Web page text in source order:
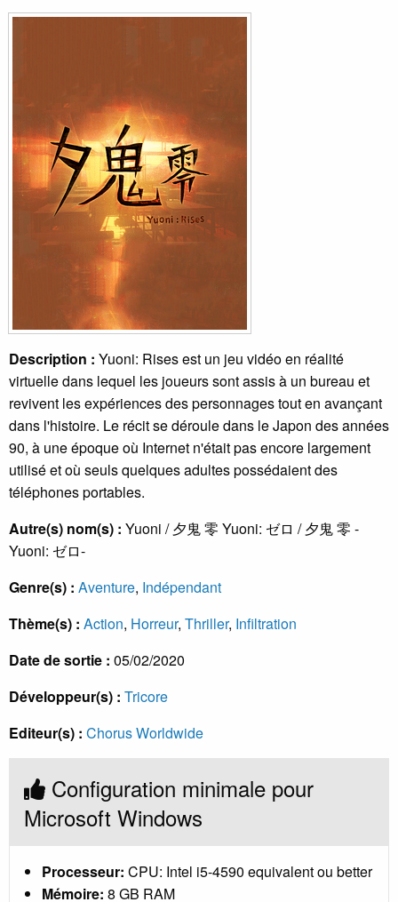
Description : Yuoni: Rises est un jeu vidéo en réalité
virtuelle dans lequel les joueurs sont assis à un bureau et
revivent les expériences des personnages tout en avançant
dans l'histoire. Le récit se déroule dans le Japon des années
90, à une époque où Internet n'était pas encore largement
utilisé et où seuls quelques adultes possédaient des
téléphones portables.
Autre(s) nom(s) : Yuoni / 夕鬼 零 Yuoni: ゼロ / 夕鬼 零 -
Yuoni: ゼロ-
Genre(s) : Aventure, Indépendant
Thème(s) : Action, Horreur, Thriller, Infiltration
Date de sortie : 05/02/2020
Développeur(s) : Tricore
Editeur(s) : Chorus Worldwide
Configuration minimale pour
Microsoft Windows
Processeur: CPU: Intel i5-4590 equivalent ou better
Mémoire: 8 GB RAM